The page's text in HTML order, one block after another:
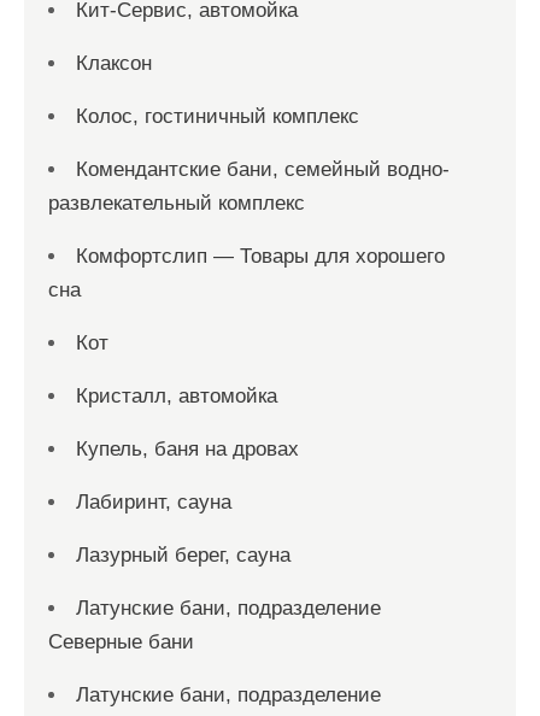
Кит-Сервис, автомойка
Клаксон
Колос, гостиничный комплекс
Комендантские бани, семейный водно-
развлекательный комплекс
Комфортслип — Товары для хорошего
сна
Кот
Кристалл, автомойка
Купель, баня на дровах
Лабиринт, сауна
Лазурный берег, сауна
Латунские бани, подразделение
Северные бани
Латунские бани, подразделение